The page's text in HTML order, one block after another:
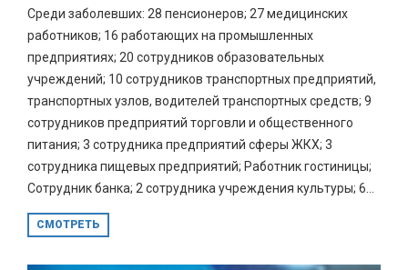
Среди заболевших: 28 пенсионеров; 27 медицинских
работников; 16 работающих на промышленных
предприятиях; 20 сотрудников образовательных
учреждений; 10 сотрудников транспортных предприятий,
транспортных узлов, водителей транспортных средств; 9
сотрудников предприятий торговли и общественного
питания; 3 сотрудника предприятий сферы ЖКХ; 3
сотрудника пищевых предприятий; Работник гостиницы;
Сотрудник банка; 2 сотрудника учреждения культуры; 6...
СМОТРЕТЬ